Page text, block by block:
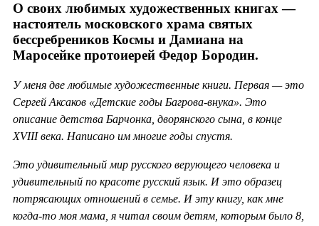
О своих любимых художественных книгах —
настоятель московского храма святых
бессребреников Космы и Дамиана на
Маросейке протоиерей Федор Бородин.
У меня две любимые художественные книги. Первая — это
Сергей Аксаков «Детские годы Багрова-внука». Это
описание детства Барчонка, дворянского сына, в конце
XVIII века. Написано им многие годы спустя.
Это удивительный мир русского верующего человека и
удивительный по красоте русский язык. И это образец
потрясающих отношений в семье. И эту книгу, как мне
когда-то моя мама, я читал своим детям, которым было 8,